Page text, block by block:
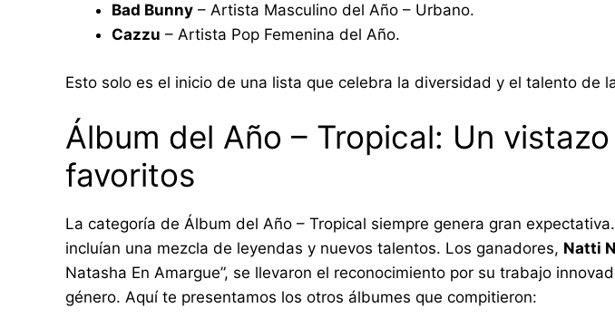
Bad Bunny – Artista Masculino del Año – Urbano.
Cazzu – Artista Pop Femenina del Año.
Esto solo es el inicio de una lista que celebra la diversidad y el talento de
Álbum del Año – Tropical: Un
favoritos
La categoría de Álbum del Año – Tropical siempre genera gran
incluían una mezcla de leyendas y nuevos talentos. Los ganadores, Natti
Natasha En Amargue”, se llevaron el reconocimiento por su trabajo
género. Aquí te presentamos los otros álbumes que compitieron: